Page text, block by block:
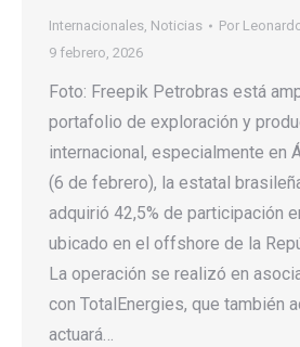
Internacionales, Noticias Por
9 febrero, 2026
Foto: Freepik Petrobras está
portafolio de exploración y
internacional, especialmente en
(6 de febrero), la estatal
adquirió 42,5% de participación
ubicado en el offshore de la
La operación se realizó en
con TotalEnergies, que también
actuará…